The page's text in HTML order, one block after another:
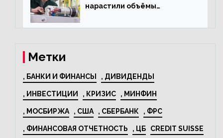
нарастили объёмы
электрооборудования на
Метки
, БАНКИ И ФИНАНСЫ , ДИВИДЕНДЫ
, ИНВЕСТИЦИИ , КРИЗИС , МИНФИН
, МОСБИРЖА , США , СБЕРБАНК , ФРС
, ФИНАНСОВАЯ ОТЧЕТНОСТЬ , ЦБ CREDIT SUISSE